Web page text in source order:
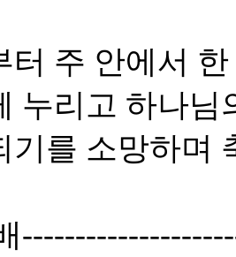
터 주 안에서
누리고 하나님
기를 소망하며